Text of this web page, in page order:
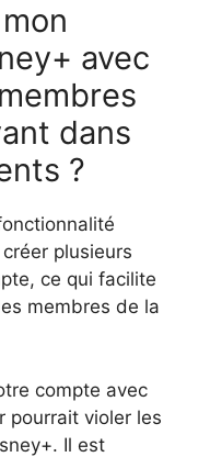
avec
dans
?
plusieurs
ce qui facilite
membres de la
compte avec
pourrait violer les
Il est